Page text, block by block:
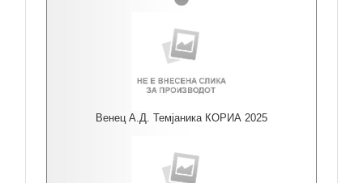
Венец А.Д. Темјаника КОРИА 2025